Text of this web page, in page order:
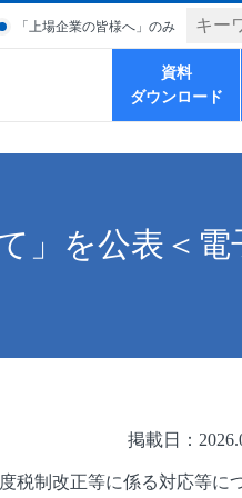
「上場企業の皆様へ」のみ
資料
ダウンロード
」を公表＜電
掲載日：
税制改正等に係る対応等に